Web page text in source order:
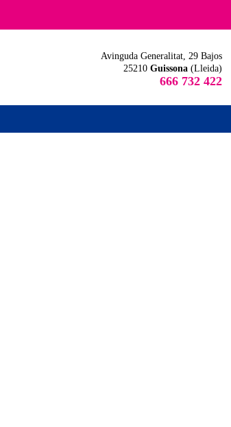
Avinguda Generalitat, 29 Bajos
25210 Guissona (Lleida)
666 732 422